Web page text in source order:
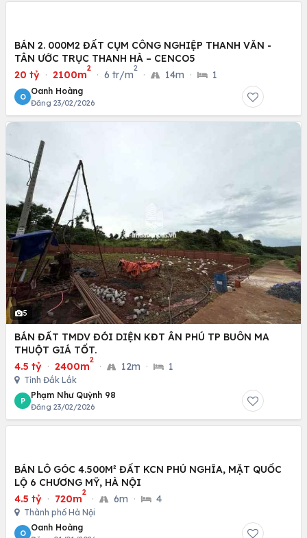
BÁN 2. 000M2 ĐẤT CỤM CÔNG NGHIỆP THANH VĂN -
TÂN ƯỚC TRỤC THANH HÀ – CENCO5
20 tỷ · 2100m
2
· 6 tr/m
2
· 14m · 1
O
Oanh Hoàng
Đăng 23/02/2026
5
BÁN ĐẤT TMDV ĐÓI DIỆN KĐT ÂN PHÚ TP BUÔN MA
THUỘT GIÁ TỐT.
4.5 tỷ · 2400m
2
· 12m · 1
Tỉnh Đắk Lắk
P
Phạm Như Quỳnh 98
Đăng 23/02/2026
BÁN LÔ GÓC 4.500M² ĐẤT KCN PHÚ NGHĨA, MẶT QUỐC
LỘ 6 CHƯƠNG MỸ, HÀ NỘI
4.5 tỷ · 720m
2
· 6m · 4
Thành phố Hà Nội
O
Oanh Hoàng